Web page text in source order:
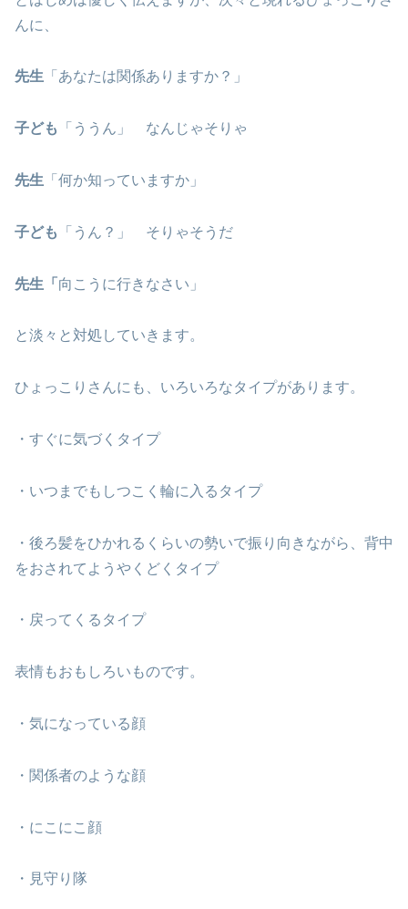
んに、
先生 「あなたは関係ありますか？」
子ども 「ううん」 なんじゃそりゃ
先生 「何か知っていますか」
子ども 「うん？」 そりゃそうだ
先生「 向こうに行きなさい」
と淡々と対処していきます。
ひょっこりさんにも、いろいろなタイプがあります。
・すぐに気づくタイプ
・いつまでもしつこく輪に入るタイプ
・後ろ髪をひかれるくらいの勢いで振り向きながら、背中
をおされてようやくどくタイプ
・戻ってくるタイプ
表情もおもしろいものです。
・気になっている顔
・関係者のような顔
・にこにこ顔
・見守り隊